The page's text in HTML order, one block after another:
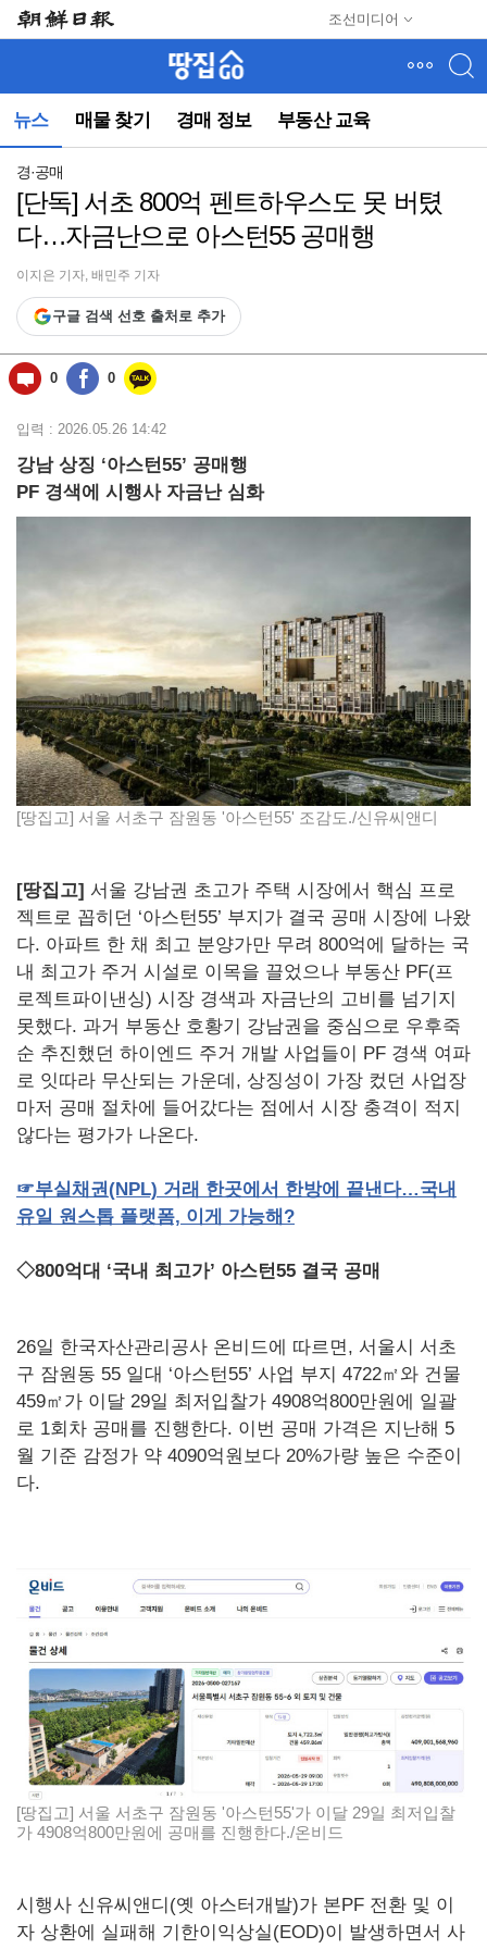
조선미디어
뉴스 매물 찾기 경매 정보 부동산 교육
뉴
(컨
동)
경·공매
[단독] 서초 800억 펜트하우스도 못 버텼
다…자금난으로 아스턴55 공매행
이지은 기자, 배민주 기자
구글 검색 선호 출처로 추가
0 0
입력 : 2026.05.26 14:42
강남 상징 ‘아스턴55’ 공매행
PF 경색에 시행사 자금난 심화
[땅집고] 서울 서초구 잠원동 '아스턴55' 조감도./신유씨앤디
[땅집고] 서울 강남권 초고가 주택 시장에서 핵심 프로
젝트로 꼽히던 ‘아스턴55’ 부지가 결국 공매 시장에 나왔
다. 아파트 한 채 최고 분양가만 무려 800억에 달하는 국
내 최고가 주거 시설로 이목을 끌었으나 부동산 PF(프
로젝트파이낸싱) 시장 경색과 자금난의 고비를 넘기지
못했다. 과거 부동산 호황기 강남권을 중심으로 우후죽
순 추진했던 하이엔드 주거 개발 사업들이 PF 경색 여파
로 잇따라 무산되는 가운데, 상징성이 가장 컸던 사업장
마저 공매 절차에 들어갔다는 점에서 시장 충격이 적지
않다는 평가가 나온다.
☞부실채권(NPL) 거래 한곳에서 한방에
끝낸다…국내
유일 원스톱 플랫폼, 이게 가능해?
◇800억대 ‘국내 최고가’ 아스턴55 결국 공매
26일 한국자산관리공사 온비드에 따르면, 서울시 서초
구 잠원동 55 일대 ‘아스턴55’ 사업 부지 4722㎡와 건물
459㎡가 이달 29일 최저입찰가 4908억800만원에 일괄
로 1회차 공매를 진행한다. 이번 공매 가격은 지난해 5
월 기준 감정가 약 4090억원보다 20%가량 높은 수준이
다.
[땅집고] 서울 서초구 잠원동 '아스턴55'가 이달 29일 최저입찰
가 4908억800만원에 공매를 진행한다./온비드
시행사 신유씨앤디(옛 아스터개발)가 본PF 전환 및 이
자 상환에 실패해 기한이익상실(EOD)이 발생하면서 사